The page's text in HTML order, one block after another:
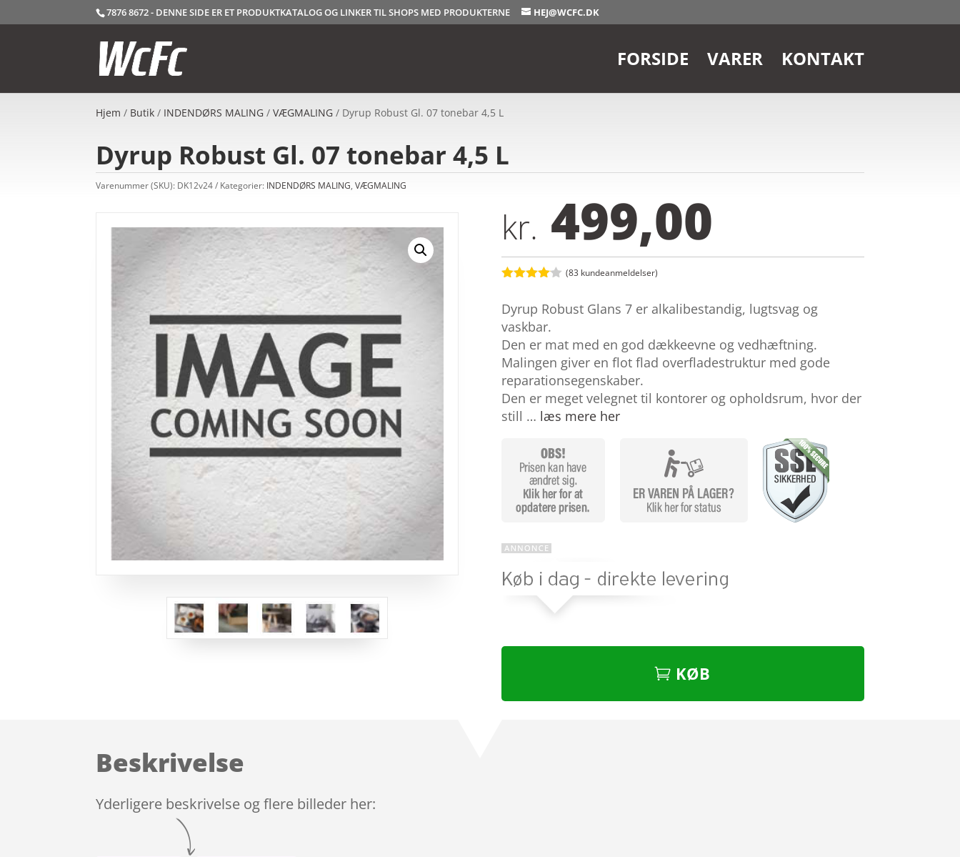
7876 8672 - DENNE SIDE ER ET PRODUKTKATALOG OG LINKER TIL SHOPS MED PRODUKTERNE HEJ@WCFC.DK
FORSIDE VARER KONTAKT
Hjem / Butik / INDENDØRS MALING /VÆGMALING / Dyrup Robust Gl. 07 tonebar 4,5 L
Dyrup Robust Gl. 07 tonebar 4,5 L
Varenummer (SKU): DK12v24 Kategorier: INDENDØRS MALING,VÆGMALING
kr. 499,00
ud af 5
baseret
på
kundebed
ømmelse
r
(83 kundeanmeldelser)
Dyrup Robust Glans 7 er alkalibestandig, lugtsvag og
vaskbar.
Den er mat med en god dækkeevne og vedhæftning.
Malingen giver en flot flad overfladestruktur med gode
reparationsegenskaber.
Den er meget velegnet til kontorer og opholdsrum, hvor der
still … læs mere her
KØB
Beskrivelse
Yderligere beskrivelse og flere billeder her: